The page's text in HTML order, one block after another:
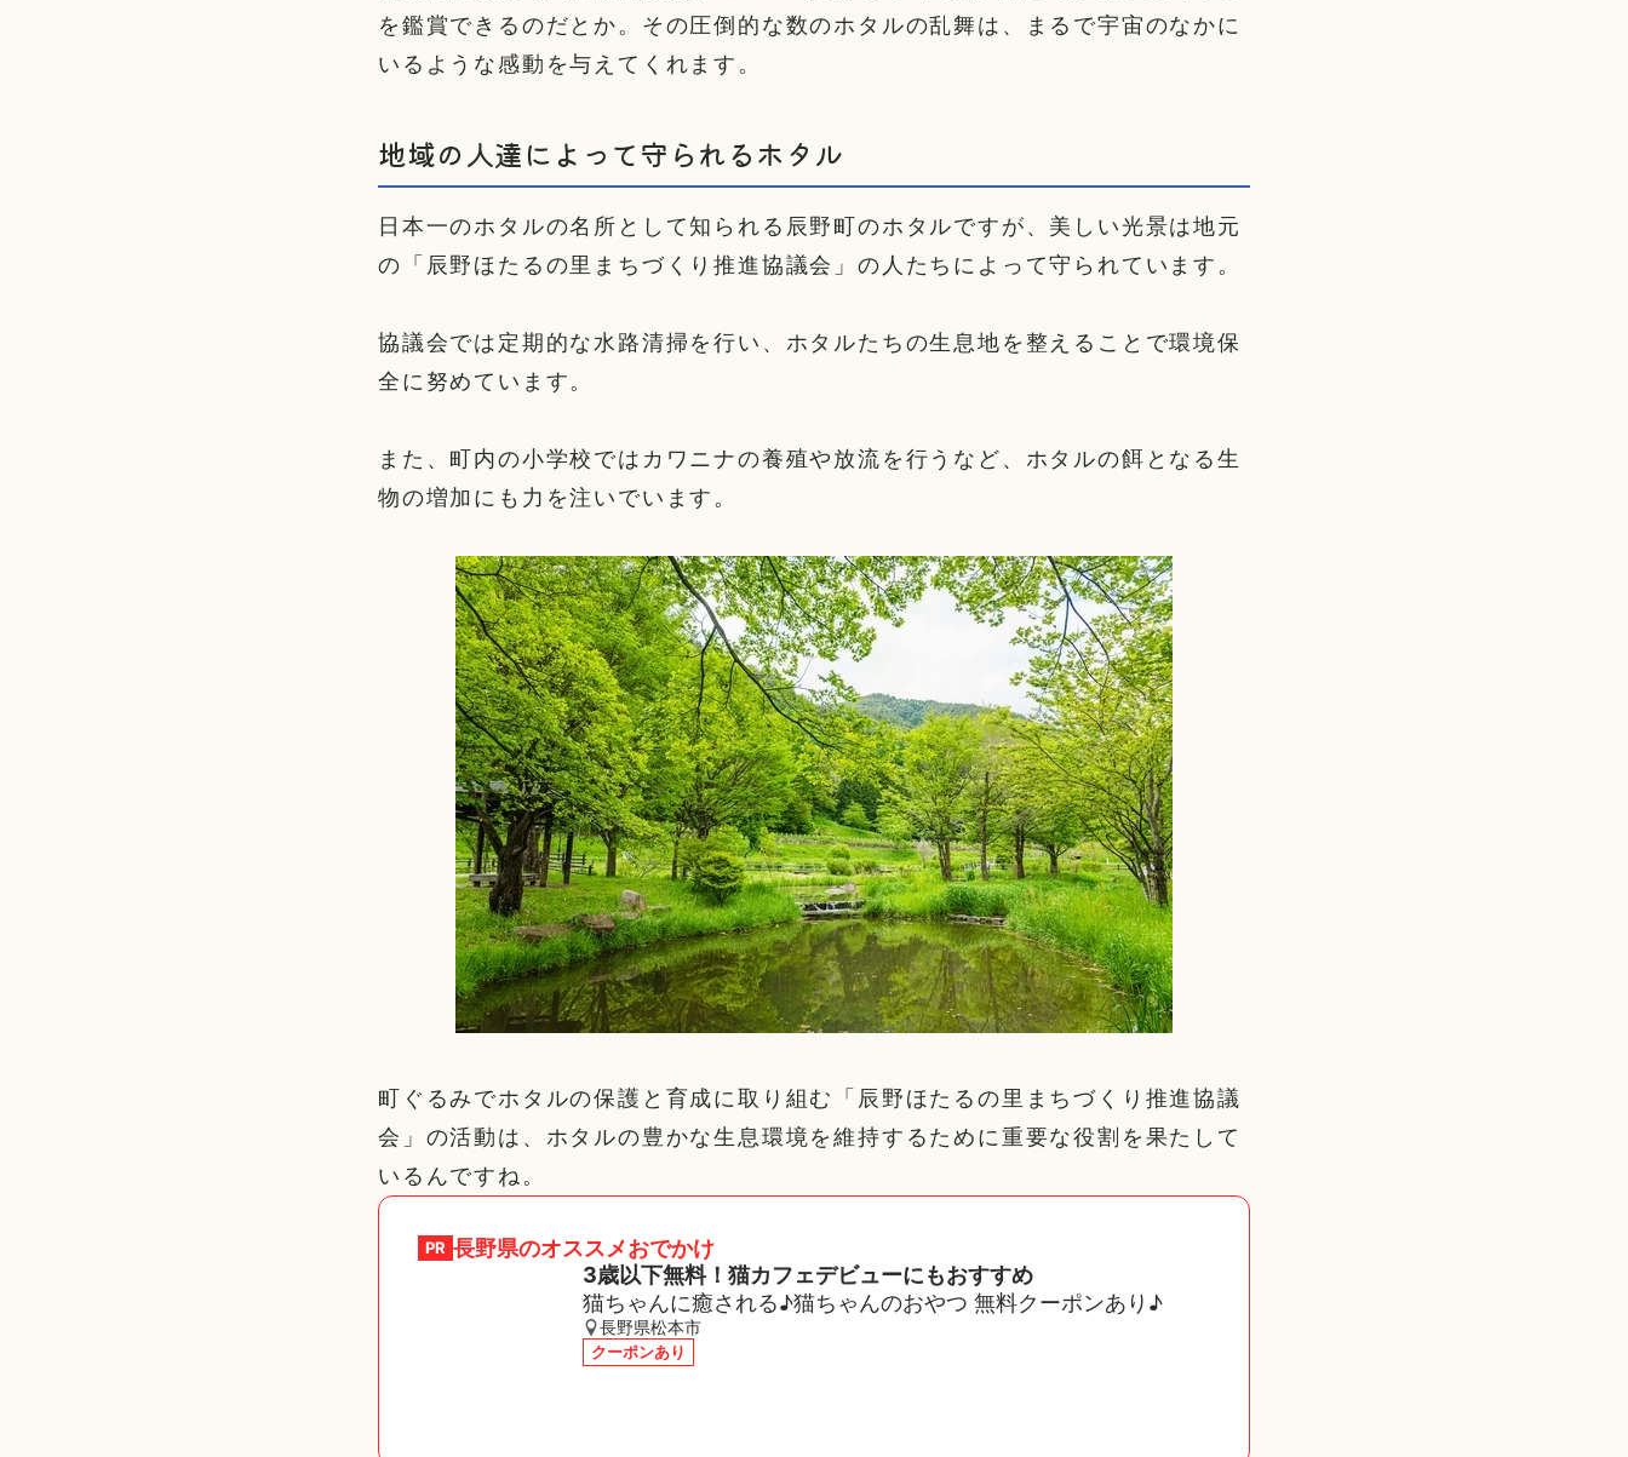
を鑑賞できるのだとか。その圧倒的な数のホタルの乱舞は、まるで宇宙のなかに
いるような感動を与えてくれます。
地域の人達によって守られるホタル
日本一のホタルの名所として知られる辰野町のホタルですが、美しい光景は地元
の「辰野ほたるの里まちづくり推進協議会」の人たちによって守られています。
協議会では定期的な水路清掃を行い、ホタルたちの生息地を整えることで環境保
全に努めています。
また、町内の小学校ではカワニナの養殖や放流を行うなど、ホタルの餌となる生
物の増加にも力を注いでいます。
町ぐるみでホタルの保護と育成に取り組む「辰野ほたるの里まちづくり推進協議
会」の活動は、ホタルの豊かな生息環境を維持するために重要な役割を果たして
いるんですね。
PR 長野県のオススメおでかけ
3歳以下無料！猫カフェデビューにもおすすめ
猫ちゃんに癒される♪猫ちゃんのおやつ 無料クーポンあり♪
長野県松本市
クーポンあり